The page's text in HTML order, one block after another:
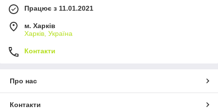
Працює з 11.01.2021
м. Харків
Харків, Україна
Контакти
Про нас
Контакти